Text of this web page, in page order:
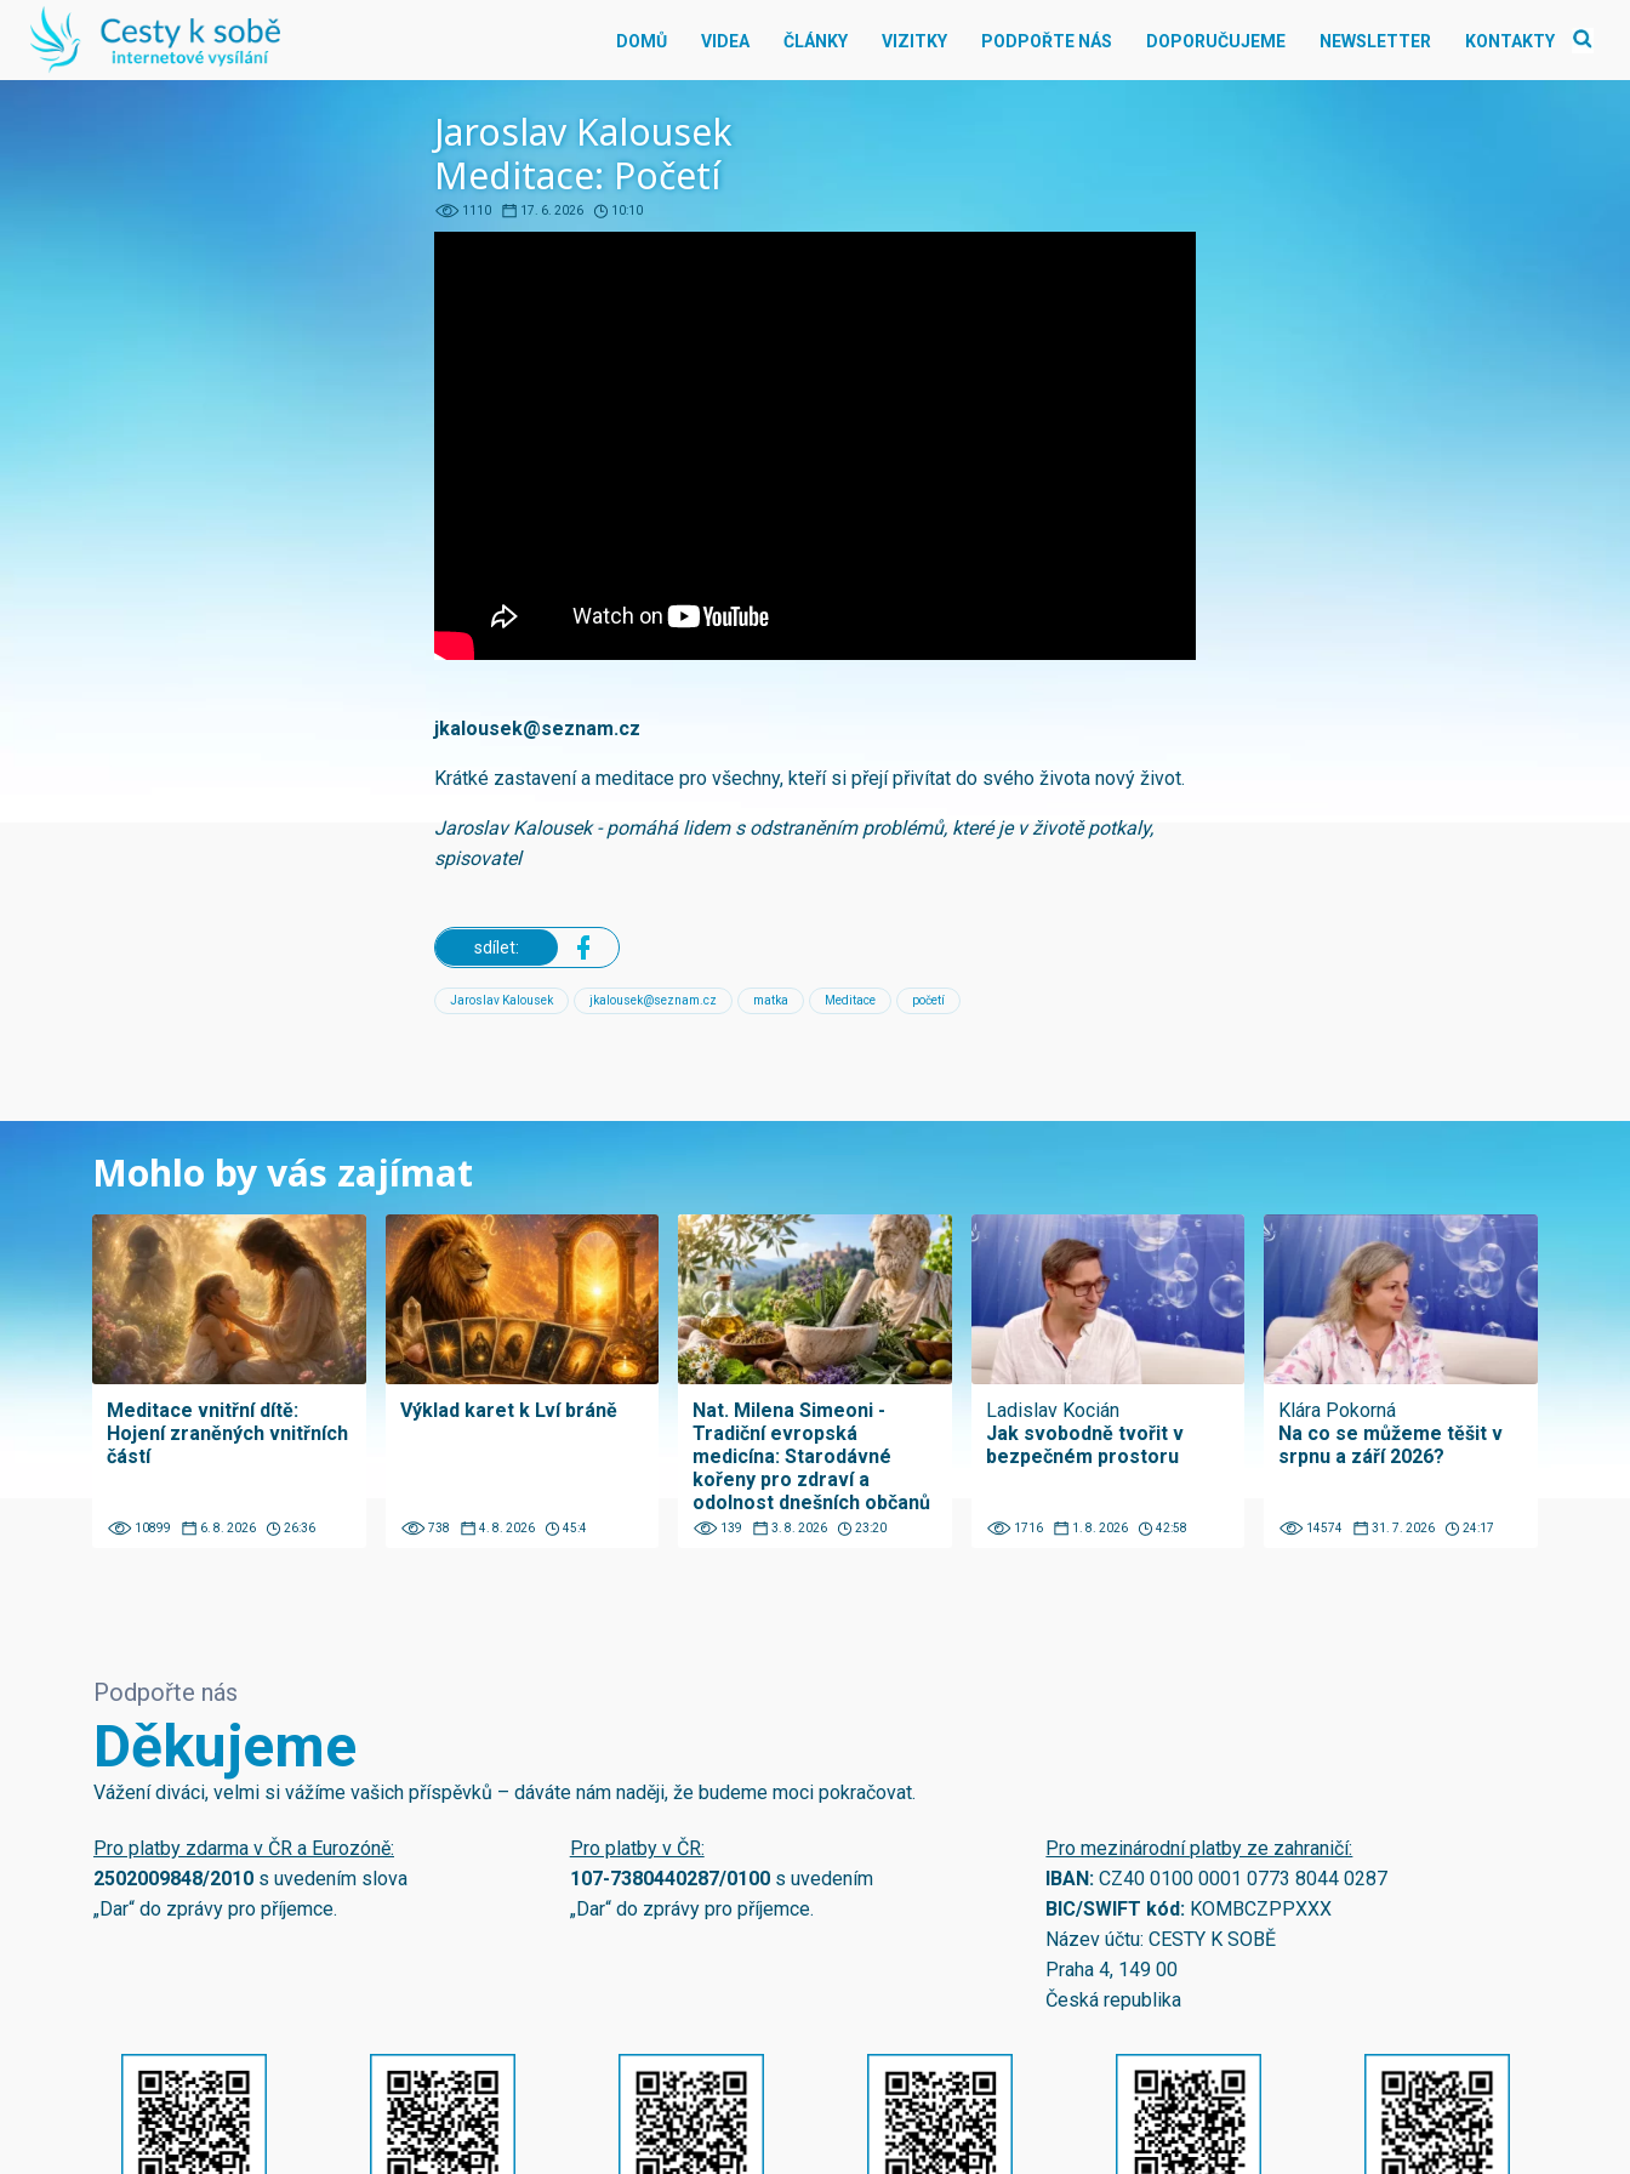
DOMŮ VIDEA ČLÁNKY VIZITKY PODPOŘTE NÁS DOPORUČUJEME NEWSLETTER KONTAKTY
Jaroslav Kalousek
Meditace: Početí
1110 17. 6. 2026 10:10
jkalousek@seznam.cz
Krátké zastavení a meditace pro všechny, kteří si přejí přivítat do svého života nový život.
Jaroslav Kalousek - pomáhá lidem s odstraněním problémů, které je v životě potkaly,
spisovatel
sdílet:
Jaroslav Kalousek jkalousek@seznam.cz matka Meditace početí
Mohlo by vás zajímat
Meditace vnitřní dítě:
Hojení zraněných vnitřních
částí
10899 6. 8. 2026 26:36
Výklad karet k Lví bráně
738 4. 8. 2026 45:4
Nat. Milena Simeoni -
Tradiční evropská
medicína: Starodávné
kořeny pro zdraví a
odolnost dnešních občanů
139 3. 8. 2026 23:20
Ladislav Kocián
Jak svobodně tvořit v
bezpečném prostoru
1716 1. 8. 2026 42:58
Klára Pokorná
Na co se můžeme těšit v
srpnu a září 2026?
14574 31. 7. 2026 24:17
Podpořte nás
Děkujeme
Vážení diváci, velmi si vážíme vašich příspěvků – dáváte nám naději, že budeme moci pokračovat.
Pro platby zdarma v ČR a Eurozóně:
2502009848/2010 s uvedením slova
„Dar“ do zprávy pro příjemce.
Pro platby v ČR:
107-7380440287/0100s uvedením
„Dar“ do zprávy pro příjemce.
Pro mezinárodní platby ze zahraničí:
IBAN:CZ40 0100 0001 0773 8044 0287
BIC/SWIFT kód: KOMBCZPPXXX
Název účtu: CESTY K SOBĚ
Praha 4, 149 00
Česká republika